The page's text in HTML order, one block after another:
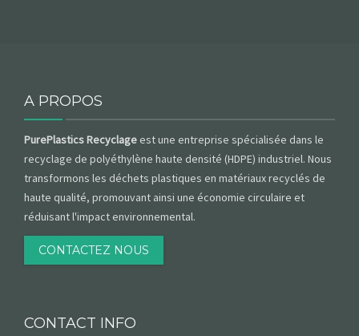
A PROPOS
PurePlastics Recyclageest une entreprise spécialisée dans le
recyclage de polyéthylène haute densité (HDPE) industriel. Nous
transformons les déchets plastiques en matériaux recyclés de
haute qualité, promouvant ainsi une économie circulaire et
réduisant l'impact environnemental.
CONTACTEZ NOUS
CONTACT INFO